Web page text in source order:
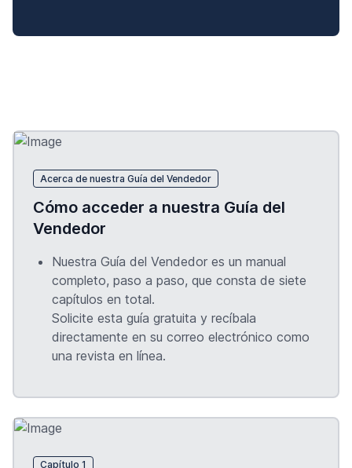
Acerca de nuestra Guía del Vendedor
Cómo acceder a nuestra Guía del
Vendedor
Nuestra Guía del Vendedor es un manual
completo, paso a paso, que consta de siete
capítulos en total.
Solicite esta guía gratuita y recíbala
directamente en su correo electrónico como
una revista en línea.
Capítulo 1